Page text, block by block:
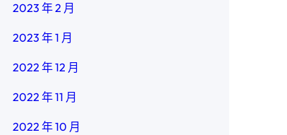
2023 年 2 月
2023 年 1 月
2022 年 12 月
2022 年 11 月
2022 年 10 月